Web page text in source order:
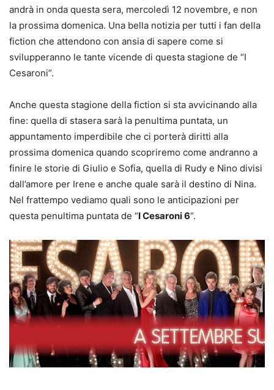
andrà in onda questa sera, mercoledì 12 novembre, e non
la prossima domenica. Una bella notizia per tutti i fan della
fiction che attendono con ansia di sapere come si
svilupperanno le tante vicende di questa stagione de “I
Cesaroni”.
Anche questa stagione della fiction si sta avvicinando alla
fine: quella di stasera sarà la penultima puntata, un
appuntamento imperdibile che ci porterà diritti alla
prossima domenica quando scopriremo come andranno a
finire le storie di Giulio e Sofia, quella di Rudy e Nino divisi
dall’amore per Irene e anche quale sarà il destino di Nina.
Nel frattempo vediamo quali sono le anticipazioni per
questa penultima puntata de “I Cesaroni 6“.